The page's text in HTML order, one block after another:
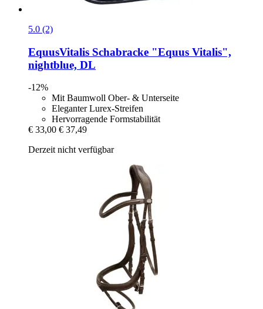
5.0 (2)
EquusVitalis Schabracke "Equus Vitalis",
nightblue, DL
-12%
Mit Baumwoll Ober- & Unterseite
Eleganter Lurex-Streifen
Hervorragende Formstabilität
€ 33,00 € 37,49
Derzeit nicht verfügbar